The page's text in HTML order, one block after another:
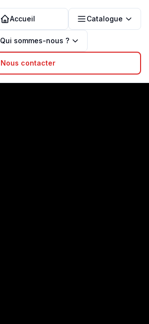
Accueil Catalogue
Qui sommes-nous ?
Nous contacter